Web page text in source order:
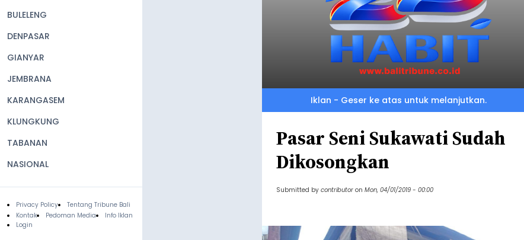
BULELENG
DENPASAR
GIANYAR
JEMBRANA
KARANGASEM
KLUNGKUNG
TABANAN
NASIONAL
Footer
Privacy Policy
Tentang Tribune Bali
Kontak
Pedoman Media
Info Iklan
Login
Iklan - Geser ke atas untuk melanjutkan.
Pasar Seni Sukawati Sudah
Dikosongkan
Submitted by contributor on Mon, 04/01/2019 - 00:00